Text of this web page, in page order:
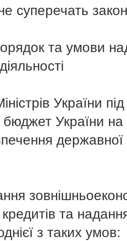
суперечать
та умови
України
України на
державної
та
з таких умов: